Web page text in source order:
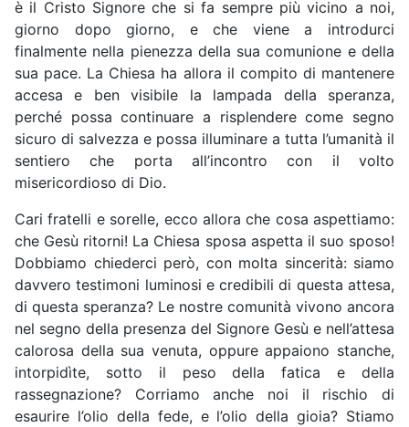
è il Cristo Signore che si fa sempre più vicino a noi,
giorno dopo giorno, e che viene a introdurci
finalmente nella pienezza della sua comunione e della
sua pace. La Chiesa ha allora il compito di mantenere
accesa e ben visibile la lampada della speranza,
perché possa continuare a risplendere come segno
sicuro di salvezza e possa illuminare a tutta l’umanità il
sentiero che porta all’incontro con il volto
misericordioso di Dio.
Cari fratelli e sorelle, ecco allora che cosa aspettiamo:
che Gesù ritorni! La Chiesa sposa aspetta il suo sposo!
Dobbiamo chiederci però, con molta sincerità: siamo
davvero testimoni luminosi e credibili di questa attesa,
di questa speranza? Le nostre comunità vivono ancora
nel segno della presenza del Signore Gesù e nell’attesa
calorosa della sua venuta, oppure appaiono stanche,
intorpidìte, sotto il peso della fatica e della
rassegnazione? Corriamo anche noi il rischio di
esaurire l’olio della fede, e l’olio della gioia? Stiamo